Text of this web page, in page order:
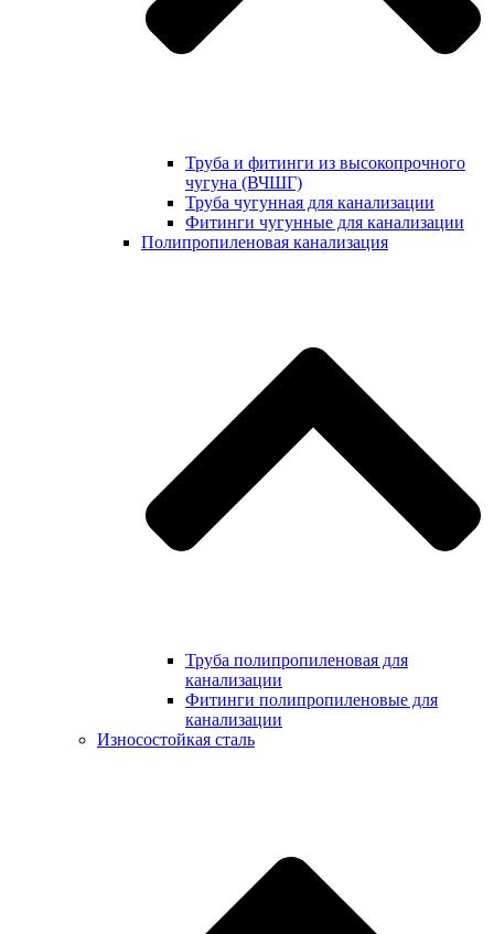
Труба и фитинги из высокопрочного
чугуна (ВЧШГ)
Труба чугунная для канализации
Фитинги чугунные для канализации
Полипропиленовая канализация
Труба полипропиленовая для
канализации
Фитинги полипропиленовые для
канализации
Износостойкая сталь